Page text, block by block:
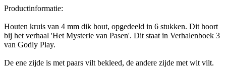
Productinformatie:
Houten kruis van 4 mm dik hout, opgedeeld in 6 stukken. Dit hoort
bij het verhaal 'Het Mysterie van Pasen'. Dit staat in Verhalenboek 3
van Godly Play.
De ene zijde is met paars vilt bekleed, de andere zijde met wit vilt.